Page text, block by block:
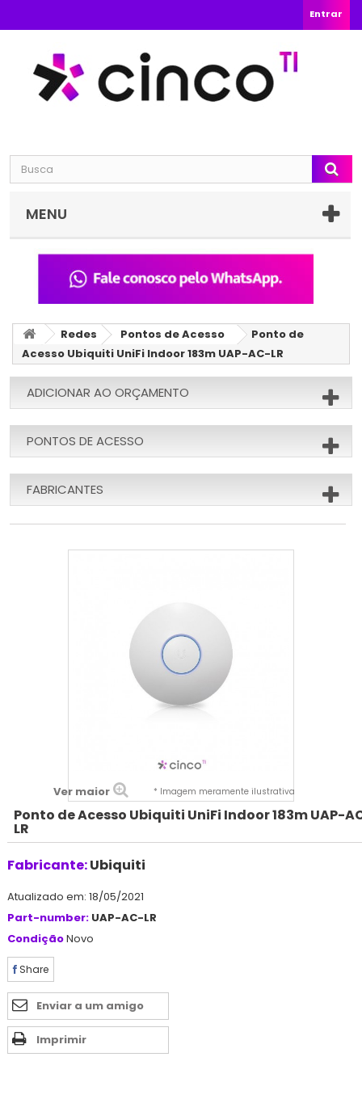
Entrar
MENU
Redes Pontos de Acesso
Ponto de
Acesso Ubiquiti UniFi Indoor 183m UAP-AC-LR
ADICIONAR AO ORÇAMENTO
PONTOS DE ACESSO
FABRICANTES
Ver maior * Imagem meramente ilustrativa
Ponto de Acesso Ubiquiti UniFi Indoor 183m UAP-
LR
Fabricante:Ubiquiti
Atualizado em: 18/05/2021
Part-number: UAP-AC-LR
CondiçãoNovo
Share
Enviar a um amigo
Imprimir